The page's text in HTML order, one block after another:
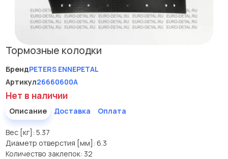
Тормозные колодки
БрендPETERS ENNEPETAL
Артикул26660600A
Нет в наличии
Описание Доставка Оплата
Вес [кг]: 5.37
Диаметр отверстия [мм]: 6.3
Количество заклепок: 32